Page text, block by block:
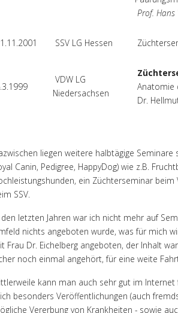
Prof. Hans
SSV LG Hessen
VDW LG
Niedersachsen
Anatomie
Dr.
liegen weitere halbtägige
Canin, Pedigree, HappyDog) wie z.B.
ein Züchterseminar
SSV.
den letzten Jahren war ich nicht mehr auf
nichts angeboten wurde, was für mich
Frau Dr. Eichelberg angeboten, der Inhalt
noch einmal angehört, für eine weite
kann man auch sehr gut im
besonders Veröffentlichungen (auch
Vererbung von Krankheiten - sowie